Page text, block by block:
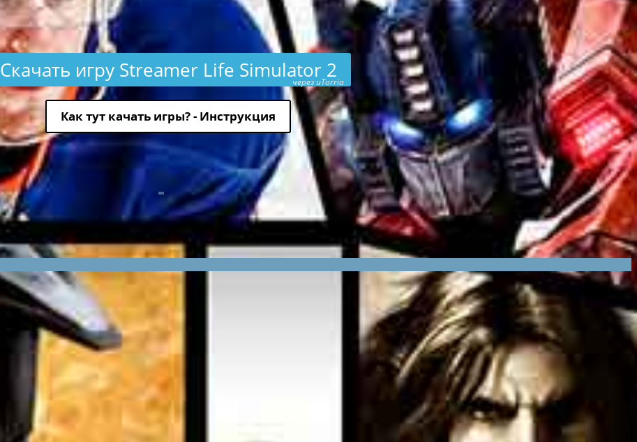
Скачать игру Streamer Life Simulator 2
через uTorria
Как тут качать игры? - Инструкция